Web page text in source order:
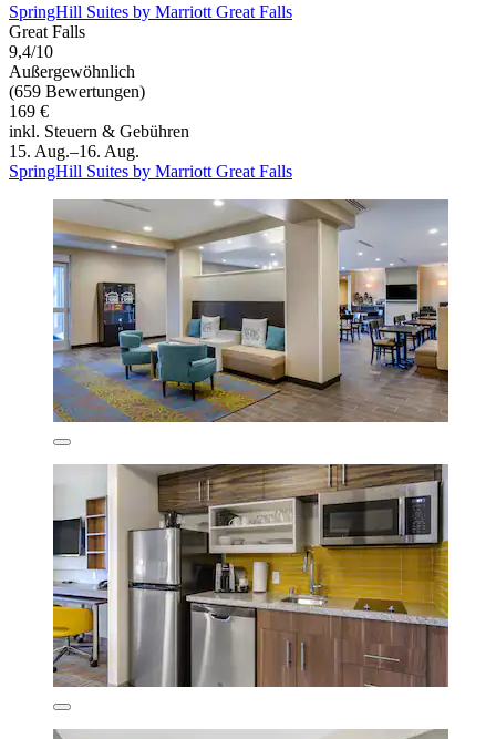
SpringHill Suites by Marriott Great Falls
Great Falls
9,4/10
Außergewöhnlich
(659 Bewertungen)
169 €
inkl. Steuern & Gebühren
15. Aug.–16. Aug.
SpringHill Suites by Marriott Great Falls